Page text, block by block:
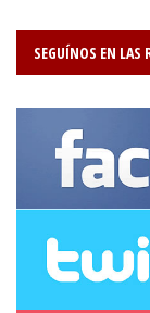
SEGUÍNOS EN LAS